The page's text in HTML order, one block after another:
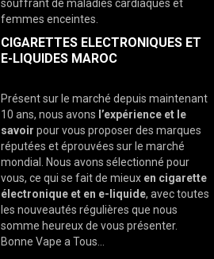
souffrant de maladies cardiaques et
femmes enceintes.
CIGARETTES ELECTRONIQUES ET
E-LIQUIDES MAROC
Présent sur le marché depuis maintenant
10 ans, nous avons l’expérience et le
savoir pour vous proposer des marques
réputées et éprouvées sur le marché
mondial. Nous avons sélectionné pour
vous, ce qui se fait de mieux en cigarette
électronique et en e-liquide, avec toutes
les nouveautés régulières que nous
somme heureux de vous présenter.
Bonne Vape a Tous…